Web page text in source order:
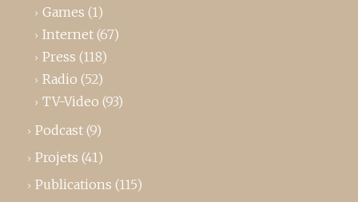
Games (1)
Internet (67)
Press (118)
Radio (52)
TV-Video (93)
Podcast (9)
Projets (41)
Publications (115)